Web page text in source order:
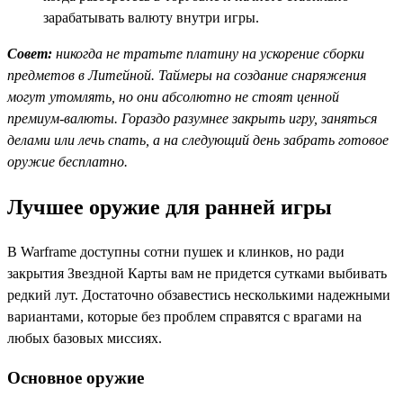
зарабатывать валюту внутри игры.
Совет: никогда не тратьте платину на ускорение сборки
предметов в Литейной. Таймеры на создание снаряжения
могут утомлять, но они абсолютно не стоят ценной
премиум-валюты. Гораздо разумнее закрыть игру, заняться
делами или лечь спать, а на следующий день забрать готовое
оружие бесплатно.
Лучшее оружие для ранней игры
В Warframe доступны сотни пушек и клинков, но ради
закрытия Звездной Карты вам не придется сутками выбивать
редкий лут. Достаточно обзавестись несколькими надежными
вариантами, которые без проблем справятся с врагами на
любых базовых миссиях.
Основное оружие